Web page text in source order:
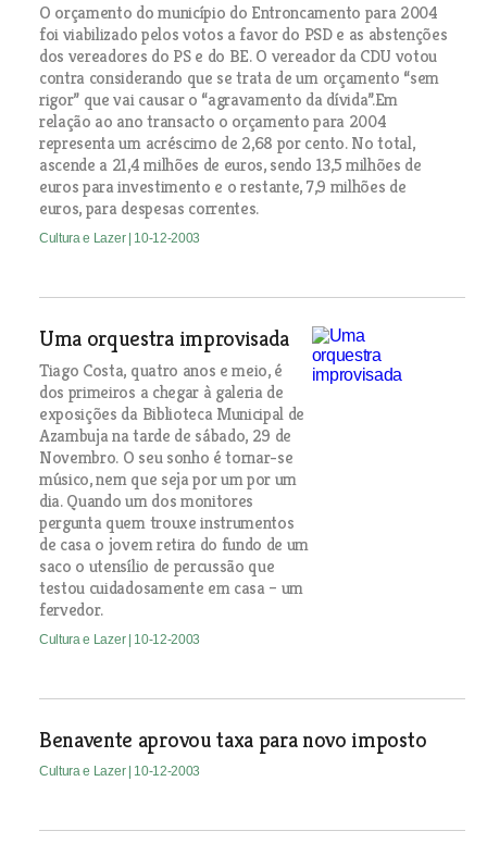
O orçamento do município do Entroncamento para 2004
foi viabilizado pelos votos a favor do PSD e as abstenções
dos vereadores do PS e do BE. O vereador da CDU votou
contra considerando que se trata de um orçamento “sem
rigor” que vai causar o “agravamento da dívida”.Em
relação ao ano transacto o orçamento para 2004
representa um acréscimo de 2,68 por cento. No total,
ascende a 21,4 milhões de euros, sendo 13,5 milhões de
euros para investimento e o restante, 7,9 milhões de
euros, para despesas correntes.
Cultura e Lazer | 10-12-2003
Uma orquestra improvisada
Tiago Costa, quatro anos e meio, é
dos primeiros a chegar à galeria de
exposições da Biblioteca Municipal de
Azambuja na tarde de sábado, 29 de
Novembro. O seu sonho é tornar-se
músico, nem que seja por um por um
dia. Quando um dos monitores
pergunta quem trouxe instrumentos
de casa o jovem retira do fundo de um
saco o utensílio de percussão que
testou cuidadosamente em casa – um
fervedor.
Cultura e Lazer | 10-12-2003
Benavente aprovou taxa para novo imposto
Cultura e Lazer | 10-12-2003